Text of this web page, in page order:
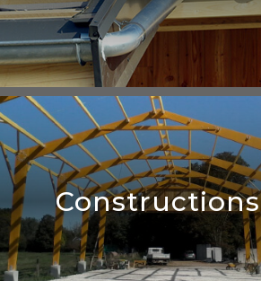
Zinguerie
En détails
Constructions